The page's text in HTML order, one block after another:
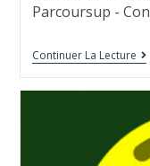
Parcoursup -
Continuer La Lecture